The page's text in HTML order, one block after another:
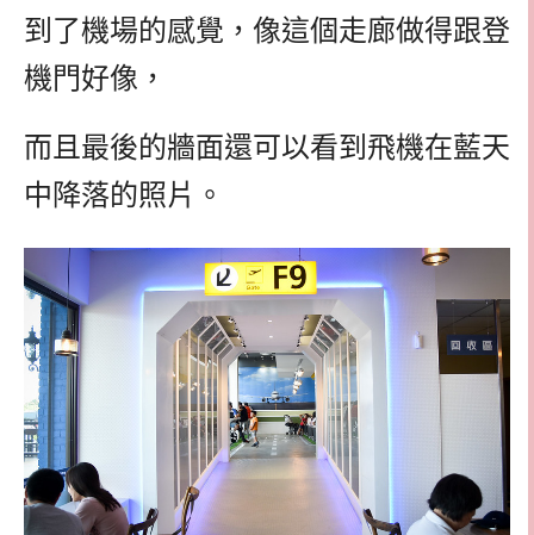
到了機場的感覺，像這個走廊做得跟登
機門好像，
而且最後的牆面還可以看到飛機在藍天
中降落的照片。